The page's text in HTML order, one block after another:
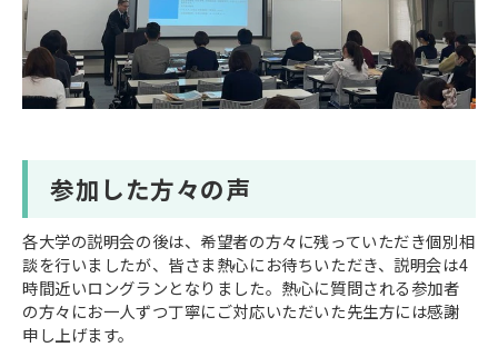
参加した方々の声
各大学の説明会の後は、希望者の方々に残っていただき個別相
談を行いましたが、皆さま熱心にお待ちいただき、説明会は4
時間近いロングランとなりました。熱心に質問される参加者
の方々にお一人ずつ丁寧にご対応いただいた先生方には感謝
申し上げます。